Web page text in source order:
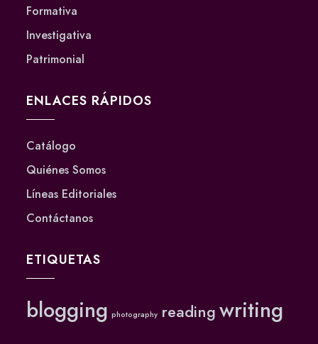
Formativa
Investigativa
Patrimonial
ENLACES RÁPIDOS
Catálogo
Quiénes Somos
Líneas Editoriales
Contáctanos
ETIQUETAS
blogging photography reading writing